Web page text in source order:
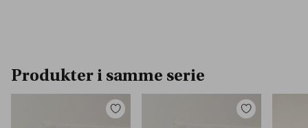
Produkter i samme serie
Legg
Legg